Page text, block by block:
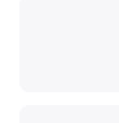
se uronite u
istražujete njezine
avanturu na
promatranja ptica,
spokojnom
priliku upoznati
kuhinje Gvineje-